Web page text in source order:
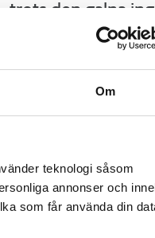
Om
teknologi såsom
annonser och
som får använda din
– trots den galna
Formbrödsskivor i rader,
krispiga grönsaker. Det är
klassikern smörgåstårta.
specialingrediens – och